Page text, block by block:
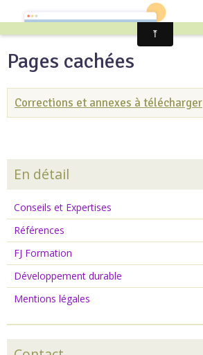
FJC2E
Pages cachées
Corrections et annexes à télécharger
En détail
Conseils et Expertises
Références
FJ Formation
Développement durable
Mentions légales